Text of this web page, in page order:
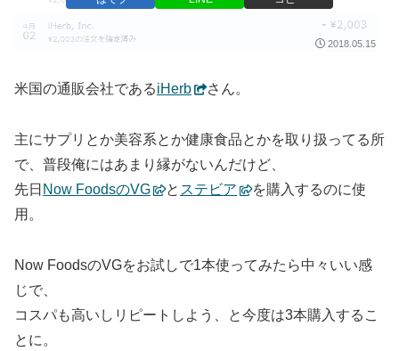
2018.05.15
米国の通販会社であるiHerb さん。
主にサプリとか美容系とか健康食品とかを取り扱ってる所
で、普段俺にはあまり縁がないんだけど、
先日 Now FoodsのVG と ステビア
を購入するのに使
用。
Now FoodsのVGをお試しで1本使ってみたら中々いい感
じで、
コスパも高いしリピートしよう、と今度は3本購入するこ
とに。